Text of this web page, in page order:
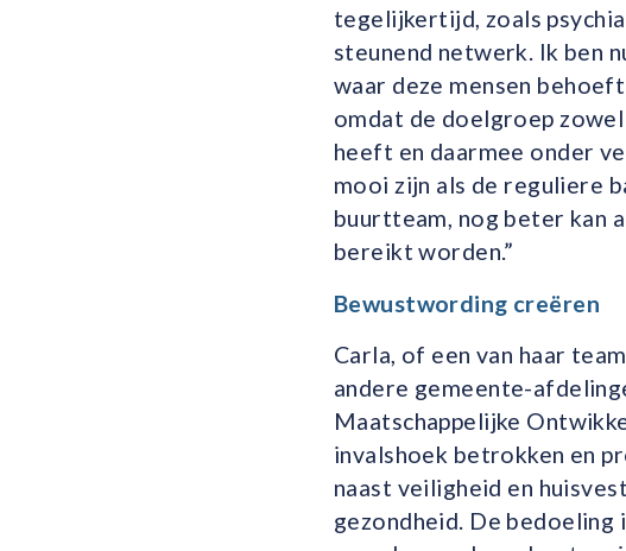
tegelijkertijd, zoals
steunend netwerk. Ik ben
waar deze mensen
omdat de doelgroep
heeft en daarmee onder
mooi zijn als de reguliere
buurtteam, nog beter kan
bereikt worden.”
Bewustwording creëren
Carla, of een van haar
andere gemeente-
Maatschappelijke
invalshoek betrokken en
naast veiligheid en
gezondheid. De bedoeling